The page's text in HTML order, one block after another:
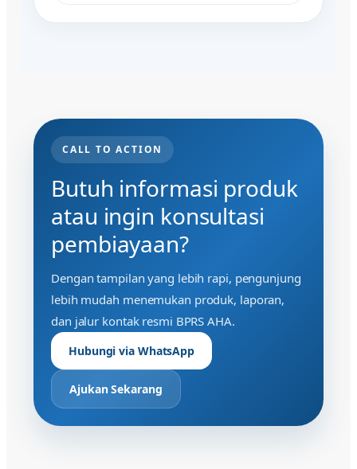
CALL TO ACTION
Butuh informasi produk
atau ingin konsultasi
pembiayaan?
Dengan tampilan yang lebih rapi, pengunjung
lebih mudah menemukan produk, laporan,
dan jalur kontak resmi BPRS AHA.
Hubungi via WhatsApp
Ajukan Sekarang